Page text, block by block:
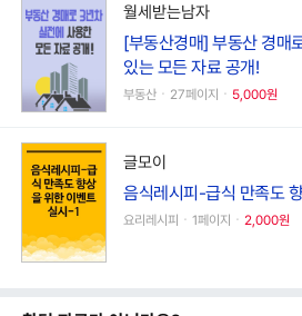
월세받는남자
[부동산경매] 부동산 경매
있는 모든 자료 공개!
부동산ㆍ27페이지ㆍ 5,000원
글모이
음식레시피-급식 만족도
요리레시피ㆍ1페이지ㆍ 2,000원